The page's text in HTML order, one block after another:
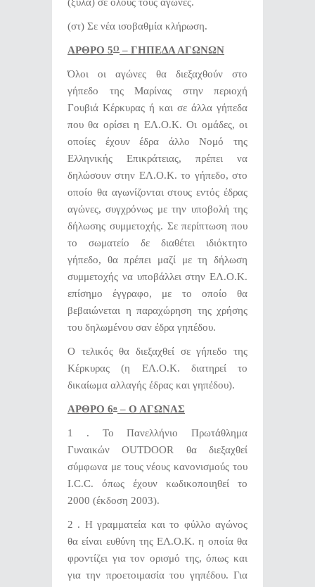
(στ) Σε νέα ισοβαθμία κλήρωση.
ΑΡΘΡΟ 5Ο – ΓΗΠΕΔΑ ΑΓΩΝΩΝ
Όλοι οι αγώνες θα διεξαχθούν στο
γήπεδο της Μαρίνας στην περιοχή
Γουβιά Κέρκυρας ή και σε άλλα γήπεδα
που θα ορίσει η ΕΛ.Ο.Κ. Οι ομάδες, οι
οποίες έχουν έδρα άλλο Νομό της
Ελληνικής Επικράτειας, πρέπει να
δηλώσουν στην ΕΛ.Ο.Κ. το γήπεδο, στο
οποίο θα αγωνίζονται στους εντός έδρας
αγώνες, συγχρόνως με την υποβολή της
δήλωσης συμμετοχής. Σε περίπτωση που
το σωματείο δε διαθέτει ιδιόκτητο
γήπεδο, θα πρέπει μαζί με τη δήλωση
συμμετοχής να υποβάλλει στην ΕΛ.Ο.Κ.
επίσημο έγγραφο, με το οποίο θα
βεβαιώνεται η παραχώρηση της χρήσης
του δηλωμένου σαν έδρα γηπέδου.
Ο τελικός θα διεξαχθεί σε γήπεδο της
Κέρκυρας (η ΕΛ.Ο.Κ. διατηρεί το
δικαίωμα αλλαγής έδρας και γηπέδου).
ΑΡΘΡΟ 6ο – Ο ΑΓΩΝΑΣ
1 . Το Πανελλήνιο Πρωτάθλημα
Γυναικών OUTDOOR θα διεξαχθεί
σύμφωνα με τους νέους κανονισμούς του
I.C.C. όπως έχουν κωδικοποιηθεί το
2000 (έκδοση 2003).
2 . Η γραμματεία και το φύλλο αγώνος
θα είναι ευθύνη της ΕΛ.Ο.Κ. η οποία θα
φροντίζει για τον ορισμό της, όπως και
για την προετοιμασία του γηπέδου. Για